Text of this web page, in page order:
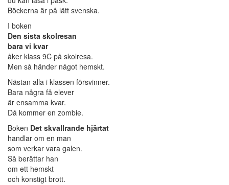
Böckerna är på lätt svenska.
I boken
Den sista skolresan
bara vi kvar
åker klass 9C på skolresa.
Men så händer något hemskt.
Nästan alla i klassen försvinner.
Bara några få elever
är ensamma kvar.
Då kommer en zombie.
Boken Det skvallrande hjärtat
handlar om en man
som verkar vara galen.
Så berättar han
om ett hemskt
och konstigt brott.